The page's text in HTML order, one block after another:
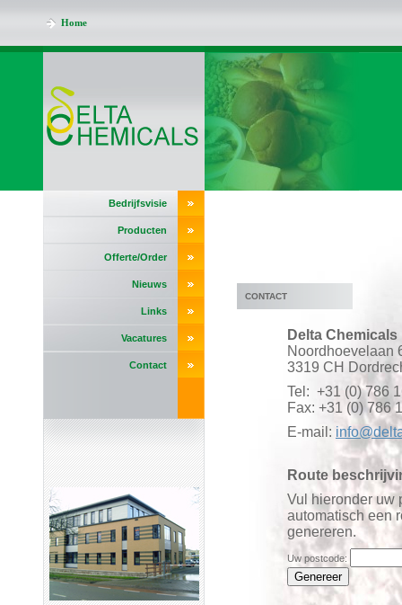
Home
Bedrijfsvisie
Producten
Offerte/Order
Nieuws
Links
Vacatures
Contact
CONTACT
Delta Chemicals
Noordhoevelaan
3319 CH
Tel: +31 (0) 786
Fax: +31 (0) 786
E-mail:
Route
Vul hieronder uw
automatisch een
genereren.
Uw postcode: